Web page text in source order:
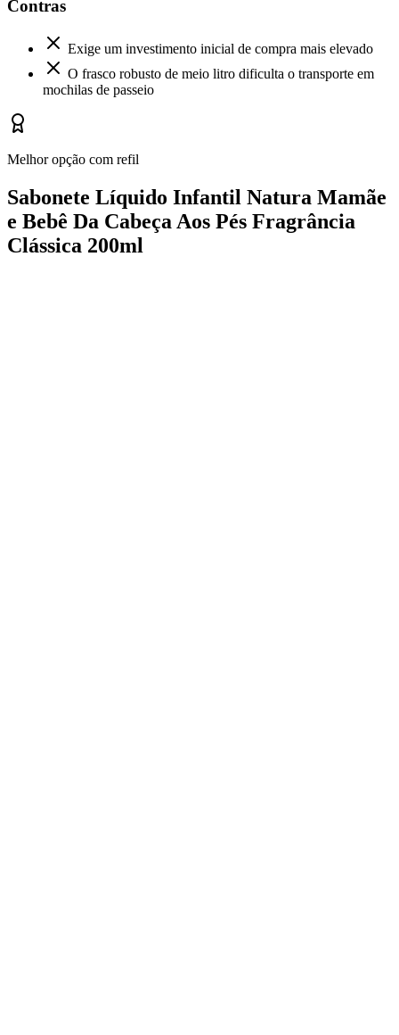
Contras
Exige um investimento inicial de compra mais elevado
O frasco robusto de meio litro dificulta o transporte em
mochilas de passeio
Melhor opção com refil
Sabonete Líquido Infantil Natura Mamãe
e Bebê Da Cabeça Aos Pés Fragrância
Clássica 200ml